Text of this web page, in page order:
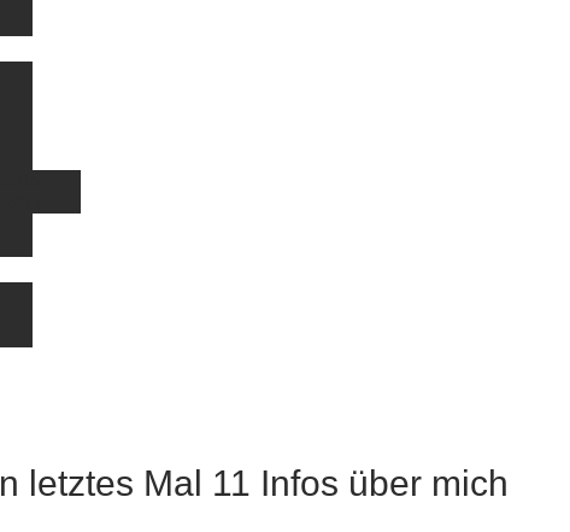
letztes Mal 11 Infos über mich